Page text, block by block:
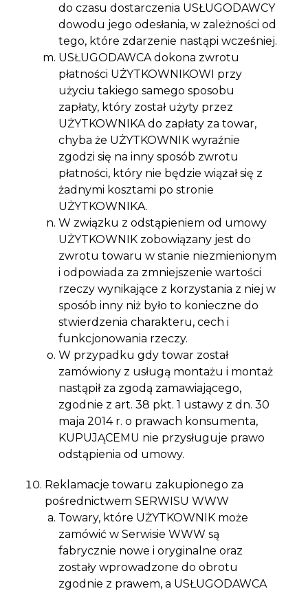
do czasu dostarczenia USŁUGODAWCY
dowodu jego odesłania, w zależności od
tego, które zdarzenie nastąpi wcześniej.
USŁUGODAWCA dokona zwrotu
płatności UŻYTKOWNIKOWI przy
użyciu takiego samego sposobu
zapłaty, który został użyty przez
UŻYTKOWNIKA do zapłaty za towar,
chyba że UŻYTKOWNIK wyraźnie
zgodzi się na inny sposób zwrotu
płatności, który nie będzie wiązał się z
żadnymi kosztami po stronie
UŻYTKOWNIKA.
W związku z odstąpieniem od umowy
UŻYTKOWNIK zobowiązany jest do
zwrotu towaru w stanie niezmienionym
i odpowiada za zmniejszenie wartości
rzeczy wynikające z korzystania z niej w
sposób inny niż było to konieczne do
stwierdzenia charakteru, cech i
funkcjonowania rzeczy.
W przypadku gdy towar został
zamówiony z usługą montażu i montaż
nastąpił za zgodą zamawiającego,
zgodnie z art. 38 pkt. 1 ustawy z dn. 30
maja 2014 r. o prawach konsumenta,
KUPUJĄCEMU nie przysługuje prawo
odstąpienia od umowy.
Reklamacje towaru zakupionego za
pośrednictwem SERWISU WWW
Towary, które UŻYTKOWNIK może
zamówić w Serwisie WWW są
fabrycznie nowe i oryginalne oraz
zostały wprowadzone do obrotu
zgodnie z prawem, a USŁUGODAWCA